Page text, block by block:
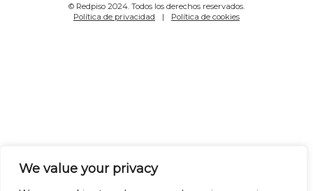
We value your privacy
© Redpiso 2024. Todos los derechos reservados.
Política de privacidad
Política de cookies